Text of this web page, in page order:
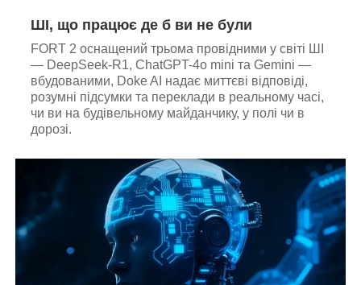
ШІ, що працює де б ви не були
FORT 2 оснащений трьома провідними у світі ШІ
— DeepSeek-R1, ChatGPT-4o mini та Gemini —
вбудованими, Doke AI надає миттєві відповіді,
розумні підсумки та переклади в реальному часі,
чи ви на будівельному майданчику, у полі чи в
дорозі.